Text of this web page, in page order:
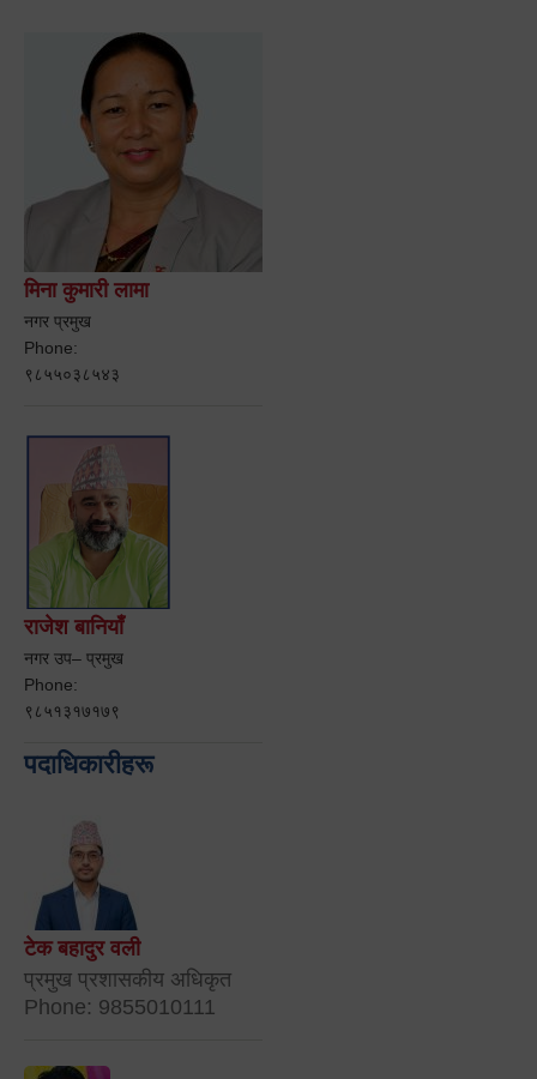
मिना कुमारी लामा
नगर प्रमुख
Phone:
९८५५०३८५४३
राजेश बानियाँ
नगर उप– प्रमुख
Phone:
९८५१३१७१७९
पदाधिकारीहरू
टेक बहादुर वली
प्रमुख प्रशासकीय अधिकृत
Phone: 9855010111